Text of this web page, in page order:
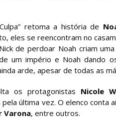
retoma a história de
eles se reencontram no
de perdoar Noah criam
um império e Noah dando
arde, apesar de todas as
os protagonistas Nicole
última vez. O elenco conta
Varona, entre outros.